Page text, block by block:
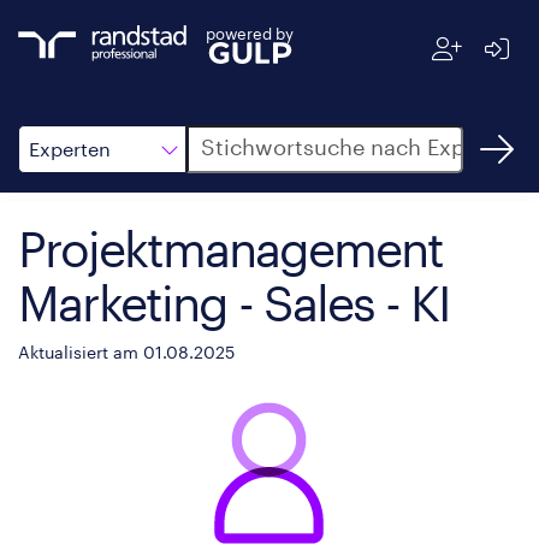
powered by
Experten
Suche
Projektmanagement
Marketing - Sales - KI
Aktualisiert am 01.08.2025